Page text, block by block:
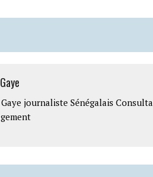
journaliste Sénégalais